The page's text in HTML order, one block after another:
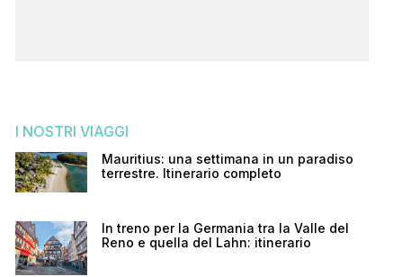
I NOSTRI VIAGGI
Mauritius: una settimana in un paradiso
terrestre. Itinerario completo
In treno per la Germania tra la Valle del
Reno e quella del Lahn: itinerario